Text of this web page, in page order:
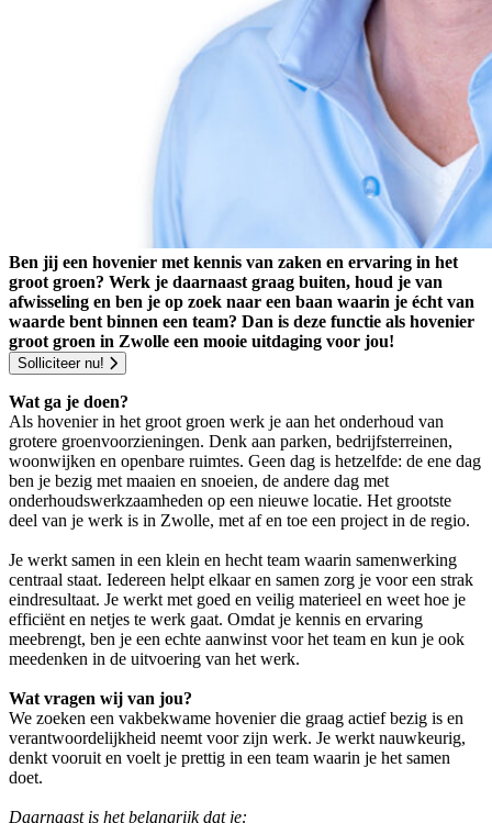
Ben jij een hovenier met kennis van zaken en ervaring in het
groot groen? Werk je daarnaast graag buiten, houd je van
afwisseling en ben je op zoek naar een baan waarin je écht van
waarde bent binnen een team? Dan is deze functie als hovenier
groot groen in Zwolle een mooie uitdaging voor jou!
Solliciteer nu!
Wat ga je doen?
Als hovenier in het groot groen werk je aan het onderhoud van
grotere groenvoorzieningen. Denk aan parken, bedrijfsterreinen,
woonwijken en openbare ruimtes. Geen dag is hetzelfde: de ene dag
ben je bezig met maaien en snoeien, de andere dag met
onderhoudswerkzaamheden op een nieuwe locatie. Het grootste
deel van je werk is in Zwolle, met af en toe een project in de regio.
Je werkt samen in een klein en hecht team waarin samenwerking
centraal staat. Iedereen helpt elkaar en samen zorg je voor een strak
eindresultaat. Je werkt met goed en veilig materieel en weet hoe je
efficiënt en netjes te werk gaat. Omdat je kennis en ervaring
meebrengt, ben je een echte aanwinst voor het team en kun je ook
meedenken in de uitvoering van het werk.
Wat vragen wij van jou?
We zoeken een vakbekwame hovenier die graag actief bezig is en
verantwoordelijkheid neemt voor zijn werk. Je werkt nauwkeurig,
denkt vooruit en voelt je prettig in een team waarin je het samen
doet.
Daarnaast is het belangrijk dat je: